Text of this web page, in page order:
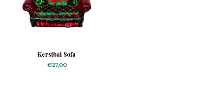
Kerstbal Sofa
€27,00